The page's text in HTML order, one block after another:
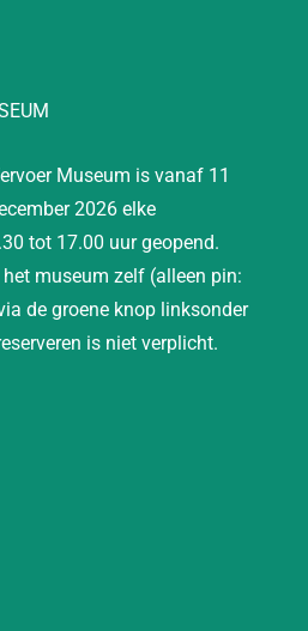
Museum is vanaf 11
2026 elke
tot 17.00 uur geopend.
museum zelf (alleen pin:
de groene knop linksonder
is niet verplicht.